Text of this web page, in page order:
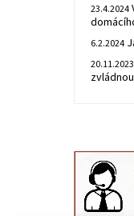
23.4.2024
6.2.2024
20.11.2023